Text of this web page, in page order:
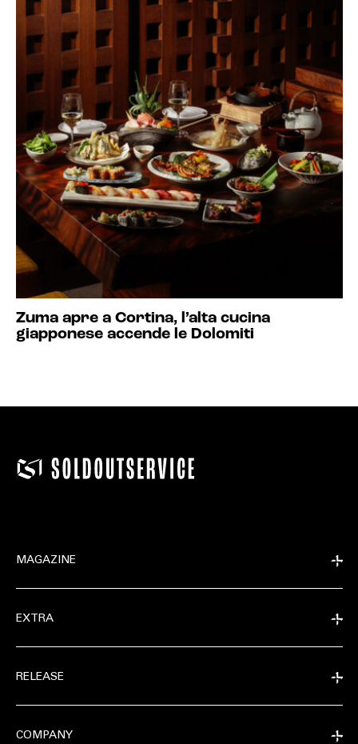
Zuma apre a Cortina, l’alta cucina
giapponese accende le Dolomiti
MAGAZINE
EXTRA
RELEASE
COMPANY